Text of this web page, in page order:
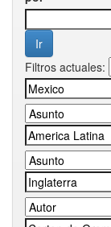
Filtros actuales: